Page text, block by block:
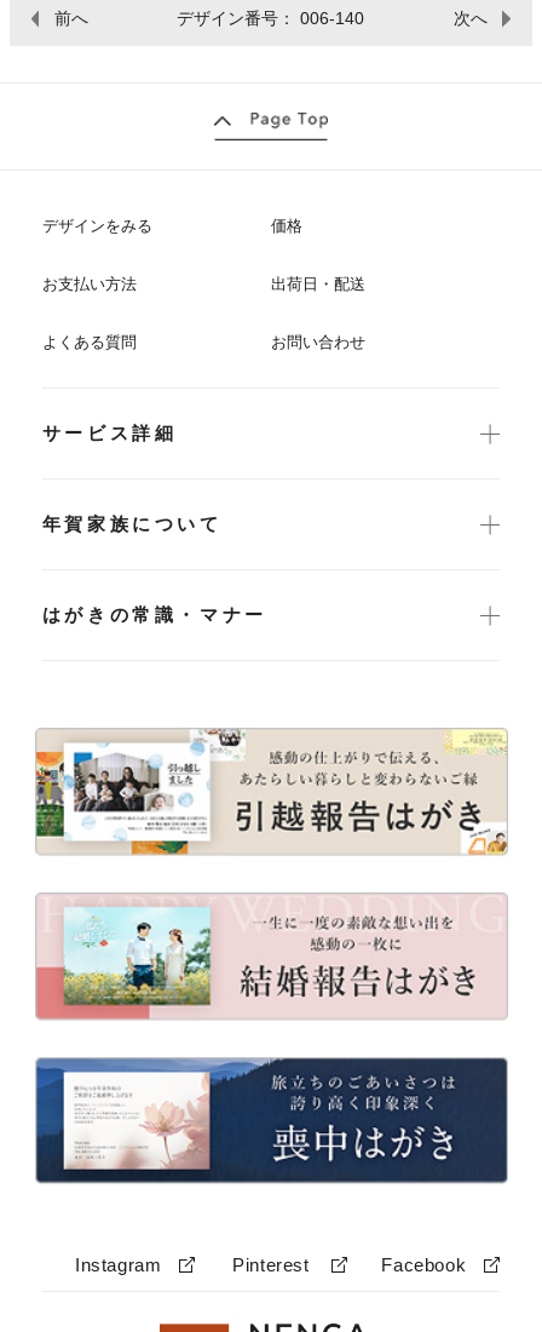
前へ デザイン番号： 006-140 次へ
デザインをみる 価格
お支払い方法 出荷日・配送
よくある質問 お問い合わせ
サービス詳細
年賀家族について
はがきの常識・マナー
Instagram Pinterest Facebook